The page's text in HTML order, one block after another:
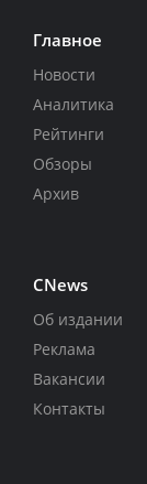
Главное
Новости
Аналитика
Рейтинги
Обзоры
Архив
CNews
Об издании
Реклама
Вакансии
Контакты